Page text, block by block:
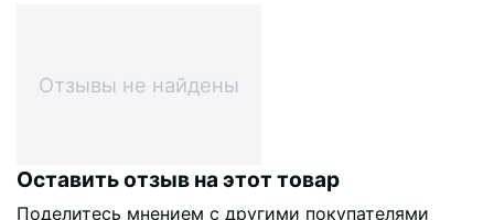
Отзывы не найдены
Оставить отзыв на этот товар
Поделитесь мнением с другими покупателями